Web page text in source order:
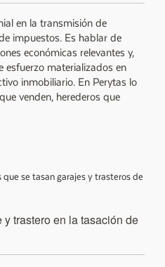
en la transmisión de
impuestos. Es hablar de
económicas relevantes y,
esfuerzo materializados en
inmobiliario. En Perytas lo
venden, herederos que
trastero en la tasación de